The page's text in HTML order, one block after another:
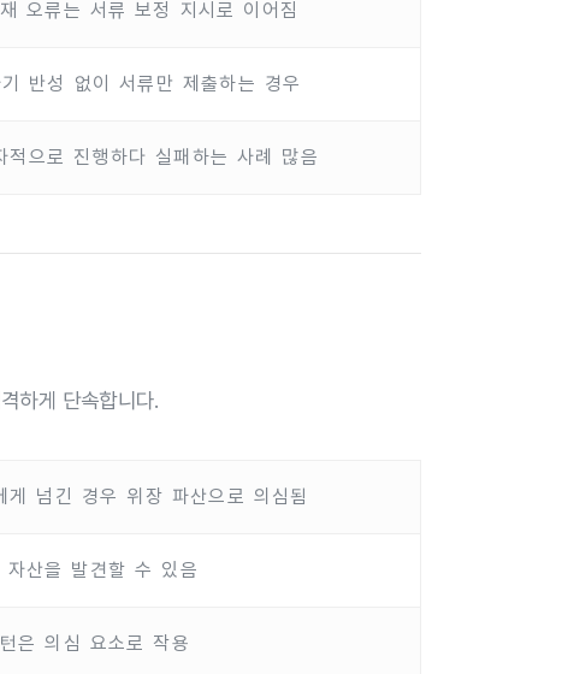
오류는 서류 보정 지시로 이어짐
반성 없이 서류만 제출하는 경우
적으로 진행하다 실패하는 사례 많음
하게 단속합니다.
게 넘긴 경우 위장 파산으로 의심됨
산을 발견할 수 있음
은 의심 요소로 작용